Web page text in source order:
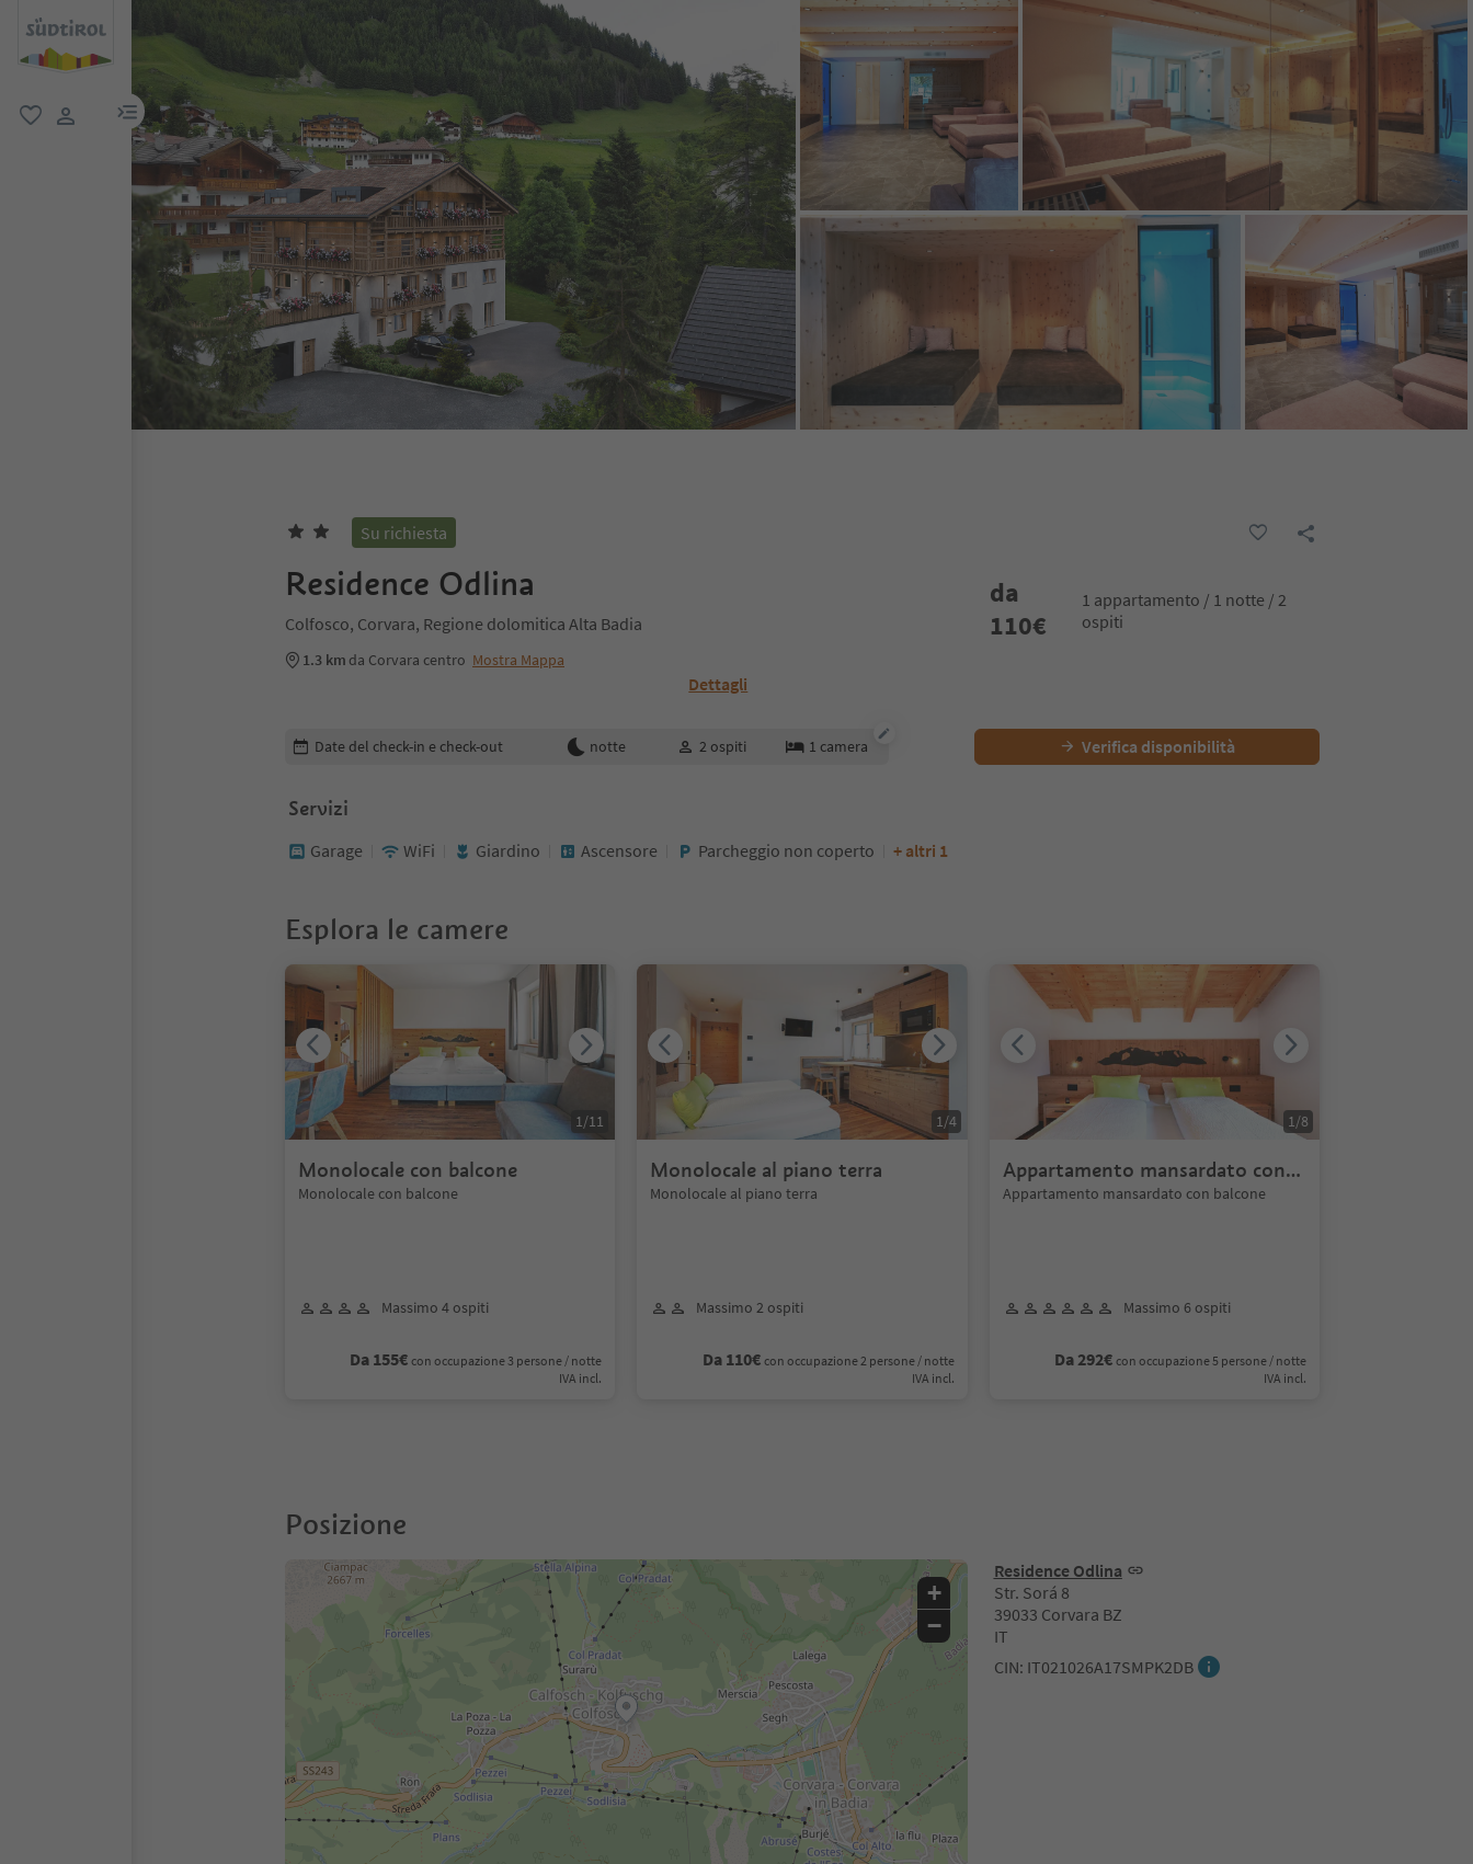
menu link
Su richiesta
Residence Odlina
Colfosco, Corvara, Regione dolomitica Alta Badia
1.3 km da Corvara centro Mostra Mappa
Dettagli
da
110€
1 appartamento / 1 notte / 2
ospiti
Modifica i dettagli della prenotazione
Date del check-in e check-out notte 2 ospiti 1 camera Verifica disponibilità
Servizi
Garage WiFi Giardino Ascensore Parcheggio non coperto + altri 1
Esplora le camere
Monolocale con balcone
Monolocale con balcone
Massimo 4 ospiti
Da 155€ con occupazione 3 persone / notte
IVA incl.
1/11
Monolocale al piano terra
Monolocale al piano terra
Massimo 2 ospiti
Da 110€ con occupazione 2 persone / notte
IVA incl.
1/4
Appartamento mansardato con
balcone
Appartamento mansardato con balcone
Massimo 6 ospiti
Da 292€ con occupazione 5 persone / notte
IVA incl.
1/8
Posizione
Residence Odlina
Str. Sorá 8
39033 Corvara BZ
IT
CIN: IT021026A17SMPK2DB
+
−